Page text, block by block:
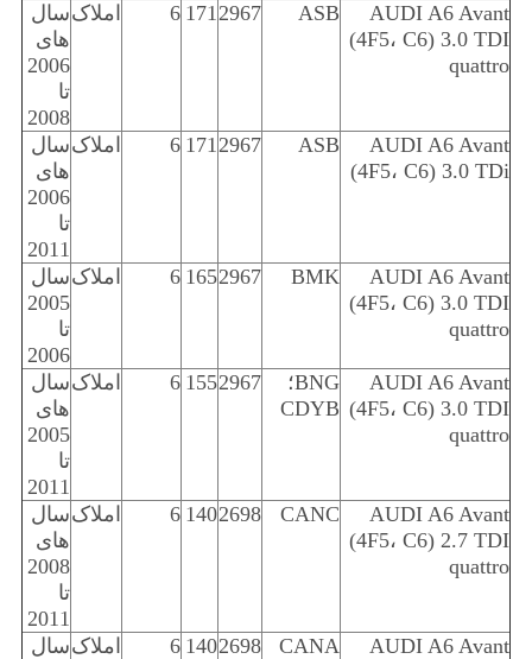
AUDI A6 Avant
(4F5، C6) 3.0 TDI
quattro
ASB
2967
171
6 املاکسال
های
2006
تا
2008
AUDI A6 Avant
(4F5، C6) 3.0 TDi
ASB
2967
171
6 املاکسال
های
2006
تا
2011
AUDI A6 Avant
(4F5، C6) 3.0 TDI
quattro
BMK
2967
165
6 املاکسال
2005
تا
2006
AUDI A6 Avant
(4F5، C6) 3.0 TDI
quattro
BNG؛
CDYB
2967
155
6 املاکسال
های
2005
تا
2011
AUDI A6 Avant
(4F5، C6) 2.7 TDI
quattro
CANC
2698
140
6 املاکسال
های
2008
تا
2011
AUDI A6 Avant
CANA
2698
140
6 املاکسال